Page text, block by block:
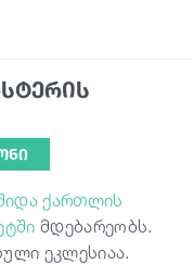
ქართლის
მდებარეობს.
ეკლესიაა.